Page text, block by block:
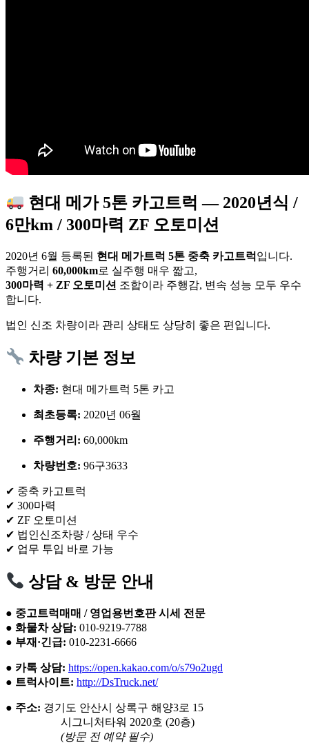
현대 메가 5톤 카고트럭 — 2020년식 /
6만km / 300마력 ZF 오토미션
2020년 6월 등록된 현대 메가트럭 5톤 중축 카고트럭 입니다.
주행거리 60,000km로 실주행 매우 짧고,
300마력 + ZF 오토미션 조합이라 주행감, 변속 성능 모두 우수
합니다.
법인 신조 차량이라 관리 상태도 상당히 좋은 편입니다.
차량 기본 정보
차종: 현대 메가트럭 5톤 카고
최초등록: 2020년 06월
주행거리: 60,000km
차량번호: 96구3633
✔ 중축 카고트럭
✔ 300마력
✔ ZF 오토미션
✔ 법인신조차량 / 상태 우수
✔ 업무 투입 바로 가능
상담 & 방문 안내
● 중고트럭매매 / 영업용번호판 시세 전문
● 화물차 상담: 010-9219-7788
● 부재·긴급: 010-2231-6666
● 카톡 상담: https://open.kakao.com/o/s79o2ugd
● 트럭사이트: http://DsTruck.net/
● 주소: 경기도 안산시 상록구 해양3로 15
시그니처타워 2020호 (20층)
(방문 전 예약 필수)